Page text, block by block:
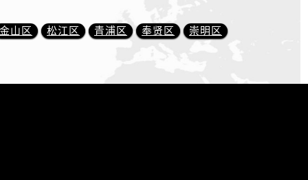
金山区 松江区 青浦区 奉贤区 崇明区